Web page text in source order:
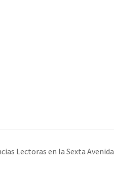
Lectoras en la Sexta Avenida